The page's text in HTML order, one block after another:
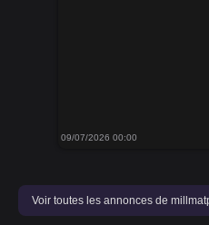
09/07/2026 00:00
Voir toutes les annonces de